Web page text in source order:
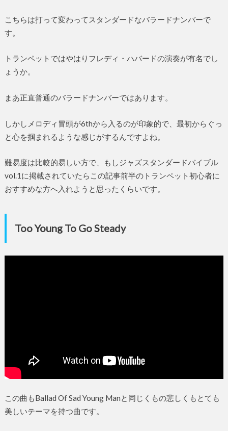
こちらは打って変わってスタンダードなバラードナンバーで
す。
トランペットではやはりフレディ・ハバードの演奏が有名でし
ょうか。
まあ正直普通のバラードナンバーではあります。
しかしメロディ冒頭が6thから入るのが印象的で、最初からぐっ
と心を掴まれるような感じがするんですよね。
難易度は比較的易しい方で、もしジャズスタンダードバイブル
vol.1に掲載されていたらこの記事前半のトランペット初心者に
おすすめな方へ入れようと思ったくらいです。
Too Young To Go Steady
この曲もBallad Of Sad Young Manと同じくもの悲しくもとても
美しいテーマを持つ曲です。